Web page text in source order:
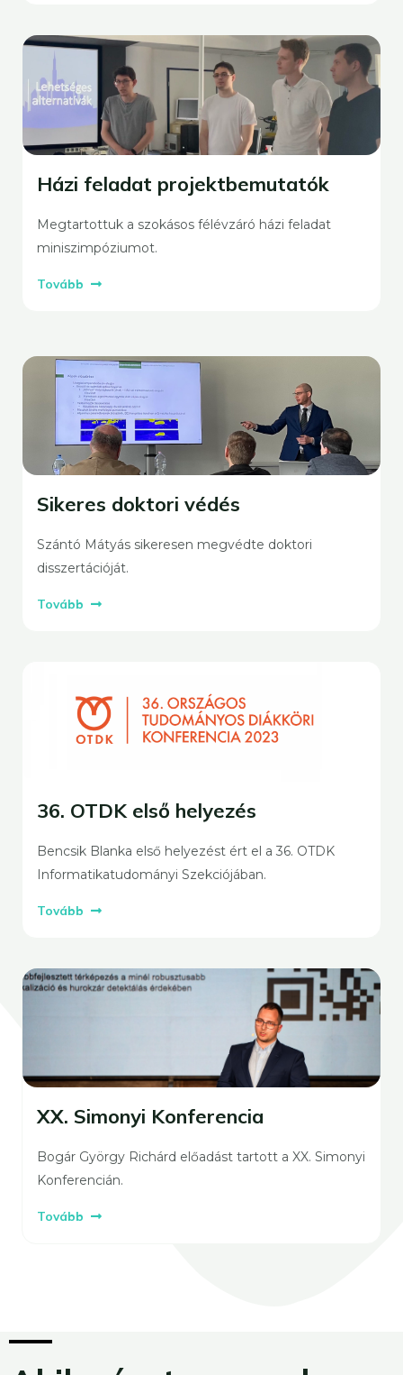
Házi feladat projektbemutatók
Megtartottuk a szokásos félévzáró házi feladat
miniszimpóziumot.
Tovább
Sikeres doktori védés
Szántó Mátyás sikeresen megvédte doktori
disszertációját.
Tovább
36. OTDK első helyezés
Bencsik Blanka első helyezést ért el a 36. OTDK
Informatikatudományi Szekciójában.
Tovább
XX. Simonyi Konferencia
Bogár György Richárd előadást tartott a XX. Simonyi
Konferencián.
Tovább